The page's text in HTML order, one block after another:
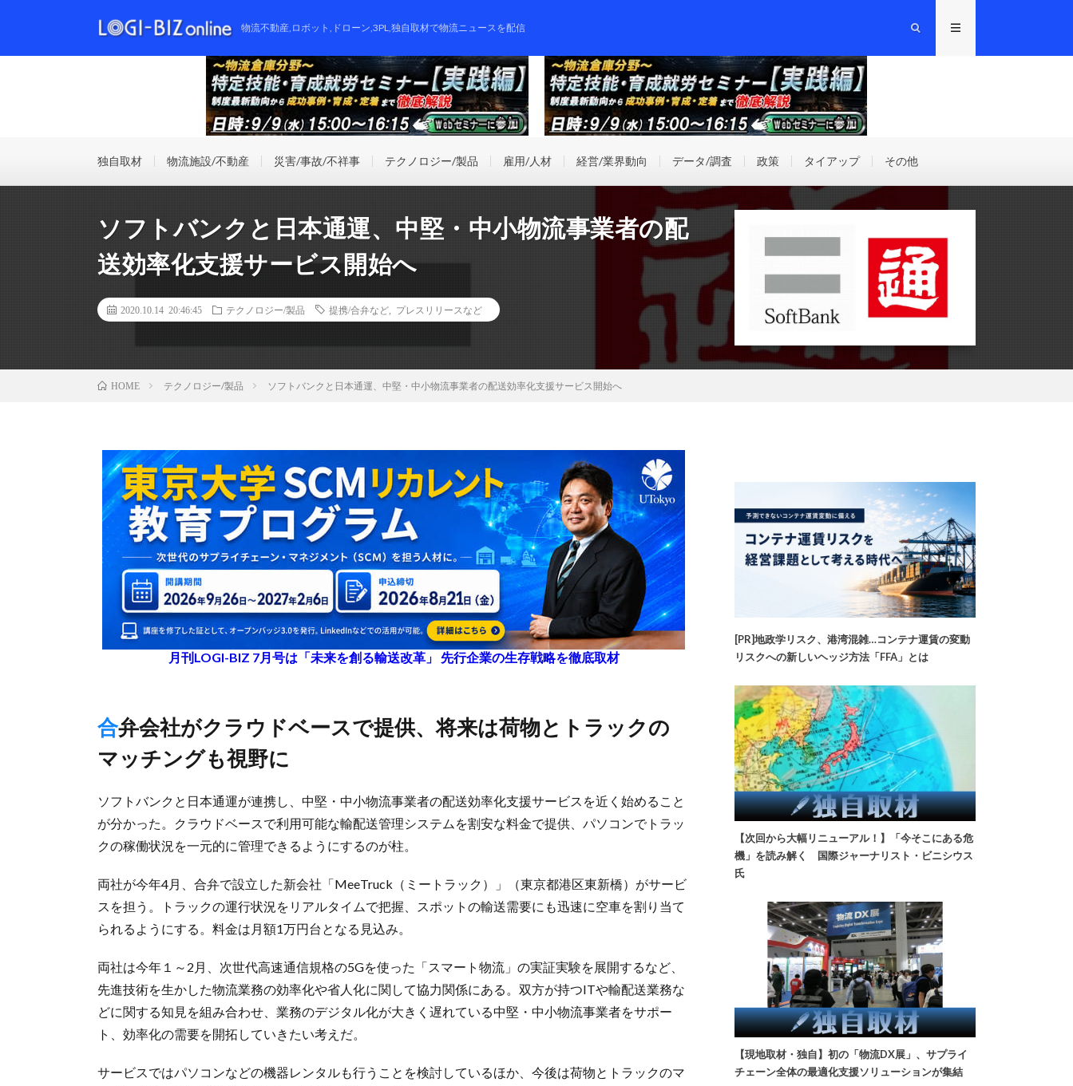
物流不動産,ロボット,ドローン,3PL,独自取材で物流ニュースを配信
独自取材 物流施設/不動産 災害/事故/不祥事 テクノロジー/製品 雇用/人材 経営/業界動向 データ/調査 政策 タイアップ その他
ソフトバンクと日本通運、中堅・中小物流事業者の配
送効率化支援サービス開始へ
2020.10.14 20:46:45 テクノロジー/製品 提携/合弁など プレスリリースなど
HOME テクノロジー/製品 ソフトバンクと日本通運、中堅・中小物流事業者の配送効率化支援サービス開始へ
月刊LOGI-BIZ 7月号は「未来を創る輸送改革」 先行企業の生存戦略を徹底取材
合弁会社がクラウドベースで提供、将来は荷物とトラックの
マッチングも視野に
ソフトバンクと日本通運が連携し、中堅・中小物流事業者の配送効率化支援サービスを近く始めること
が分かった。クラウドベースで利用可能な輸配送管理システムを割安な料金で提供、パソコンでトラッ
クの稼働状況を一元的に管理できるようにするのが柱。
両社が今年4月、合弁で設立した新会社「MeeTruck（ミートラック）」（東京都港区東新橋）がサービ
スを担う。トラックの運行状況をリアルタイムで把握、スポットの輸送需要にも迅速に空車を割り当て
られるようにする。料金は月額1万円台となる見込み。
両社は今年１～2月、次世代高速通信規格の5Gを使った「スマート物流」の実証実験を展開するなど、
先進技術を生かした物流業務の効率化や省人化に関して協力関係にある。双方が持つITや輸配送業務な
どに関する知見を組み合わせ、業務のデジタル化が大きく遅れている中堅・中小物流事業者をサポー
ト、効率化の需要を開拓していきたい考えだ。
サービスではパソコンなどの機器レンタルも行うことを検討しているほか、今後は荷物とトラックのマ
[PR]地政学リスク、港湾混雑…コンテナ運賃の変動
リスクへの新しいヘッジ方法「FFA」とは
【次回から大幅リニューアル！】「今そこにある危
機」を読み解く 国際ジャーナリスト・ビニシウス
氏
【現地取材・独自】初の「物流DX展」、サプライ
チェーン全体の最適化支援ソリューションが集結